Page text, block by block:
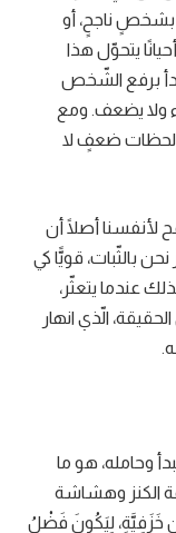
بشخصٍ ناجحٍ، أو
يتحوّل هذا
برفع الشّخص
ولا يضعف. ومع
لحظات ضعفٍ لا
لأنفسنا أصلًا أن
بالثّبات، قويًّا كي
عندما يتعثّر،
الّذي انهار
وحامله، هو ما
الكنز وهشاشة
خَزَفِيَّةٍ، لِيَكُونَ فَضْلُ